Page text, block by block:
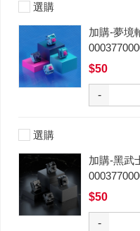
選購
加購-夢境
$50
-
選購
加購-黑武
$50
-